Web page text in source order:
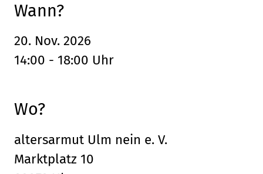
Wann?
20. Nov. 2026
14:00 - 18:00 Uhr
Wo?
altersarmut Ulm nein e. V.
Marktplatz 10